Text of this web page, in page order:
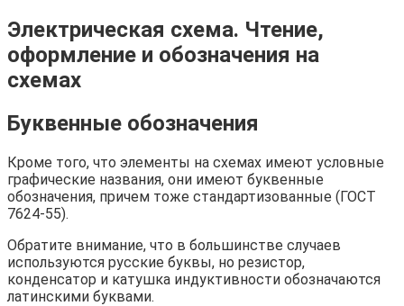
Электрическая схема. Чтение,
оформление и обозначения на
схемах
Буквенные обозначения
Кроме того, что элементы на схемах имеют условные
графические названия, они имеют буквенные
обозначения, причем тоже стандартизованные (ГОСТ
7624-55).
Обратите внимание, что в большинстве случаев
используются русские буквы, но резистор,
конденсатор и катушка индуктивности обозначаются
латинскими буквами.